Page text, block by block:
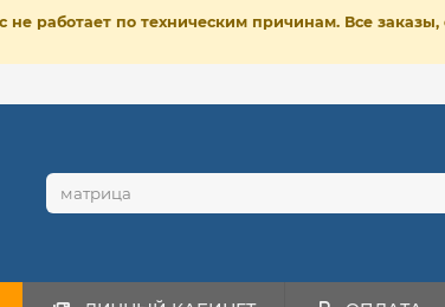
не работает по техническим причинам. Все